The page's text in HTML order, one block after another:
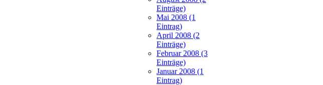
Einträge)
Mai 2008 (1
Eintrag)
April 2008 (2
Einträge)
Februar 2008 (3
Einträge)
Januar 2008 (1
Eintrag)